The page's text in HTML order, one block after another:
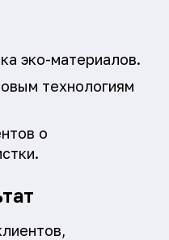
эко-материалов.
технологиям
о